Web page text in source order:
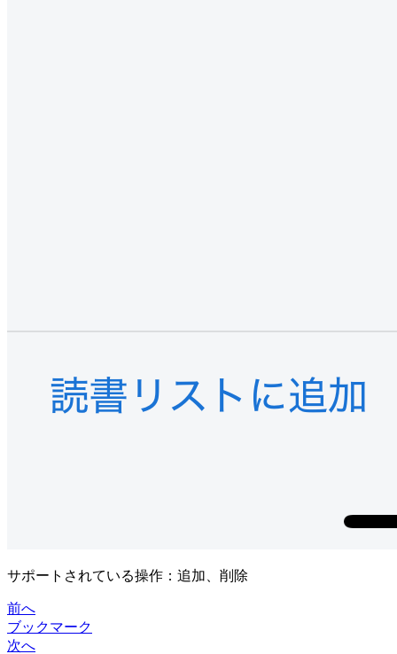
サポートされている操作：追加、削除
前へ
ブックマーク
次へ